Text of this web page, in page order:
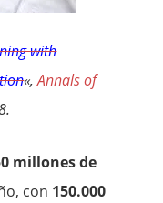
with
«,Annals of
millones de
con 150.000